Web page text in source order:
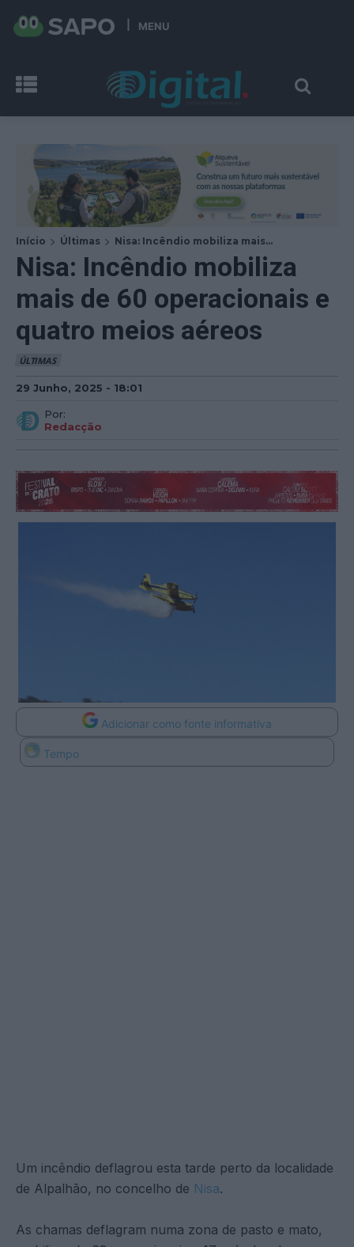
MENU
Início Últimas Nisa: Incêndio mobiliza mais...
Nisa: Incêndio mobiliza
mais de 60 operacionais e
quatro meios aéreos
ÚLTIMAS
29 Junho, 2025 - 18:01
Por:
Redacção
Adicionar como fonte informativa
Tempo
Um incêndio deflagrou esta tarde perto da localidade
de Alpalhão, no concelho de Nisa.
As chamas deflagram numa zona de pasto e mato,